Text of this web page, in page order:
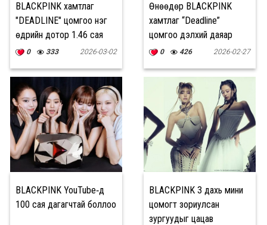
BLACKPINK хамтлаг
"DEADLINE" цомгоо нэг
өдрийн дотор 1.46 сая
хувь борлууллаа
0 333 2026-03-02
Өнөөдөр BLACKPINK
хамтлаг “Deadline”
цомгоо дэлхий даяар
зэрэг гаргана
0 426 2026-02-27
BLACKPINK YouTube‑д
100 сая дагагчтай боллоо
BLACKPINK 3 дахь мини
цомогт зориулсан
зургуудыг цацав